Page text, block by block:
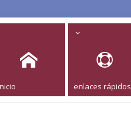
enlaces rápidos